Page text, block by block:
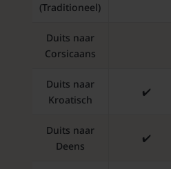
(Traditioneel)
Duits naar
Corsicaans
Duits naar
Kroatisch
✔️
Duits naar
Deens
✔️